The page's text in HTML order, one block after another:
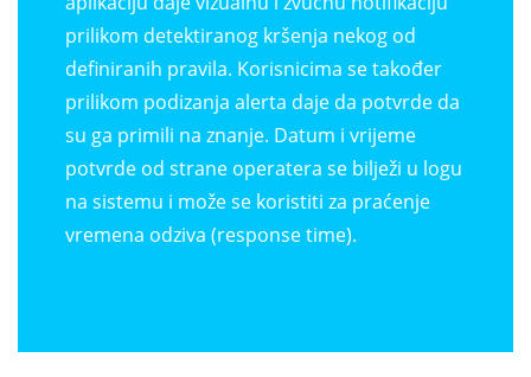
prilikom detektiranog kršenja nekog od
definiranih pravila. Korisnicima se također
prilikom podizanja alerta daje da potvrde da
su ga primili na znanje. Datum i vrijeme
potvrde od strane operatera se bilježi u logu
na sistemu i može se koristiti za praćenje
vremena odziva (response time).